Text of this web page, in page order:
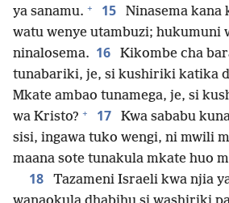
ya sanamu. + 15
Ninasema kana
watu wenye utambuzi; hukumuni
ninalosema. 16
Kikombe cha
tunabariki, je, si kushiriki katika
Mkate ambao tunamega, je, si
wa Kristo? + 17
Kwa sababu
sisi, ingawa tuko wengi, ni mwili
maana sote tunakula mkate huo
18
Tazameni Israeli kwa njia